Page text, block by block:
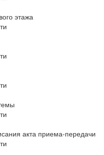
этажа
акта приема-передачи